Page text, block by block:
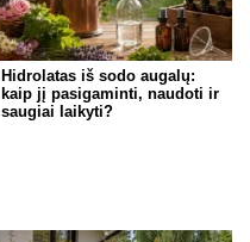
Hidrolatas iš sodo augalų:
kaip jį pasigaminti, naudoti ir
saugiai laikyti?